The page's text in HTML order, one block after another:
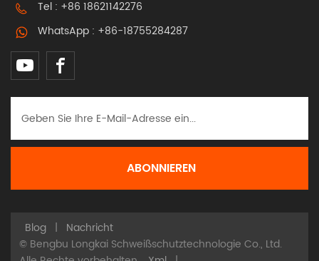
Tel : +86 18621142276
WhatsApp : +86-18755284287
Blog |
Nachricht
© Bengbu Longkai Schweißschutztechnologie Co., Ltd.